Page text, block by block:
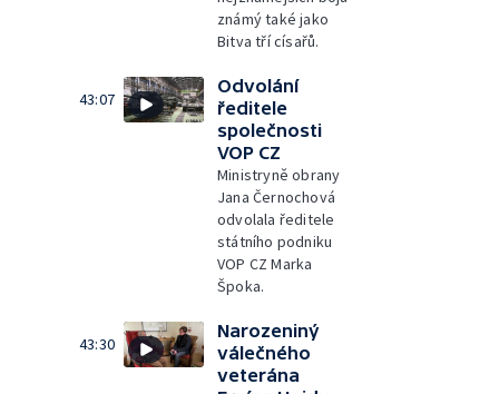
známý také jako
Bitva tří císařů.
43:07
Odvolání
ředitele
společnosti
VOP CZ
Ministryně obrany
Jana Černochová
odvolala ředitele
státního podniku
VOP CZ Marka
Špoka.
43:30
Narozeniný
válečného
veterána